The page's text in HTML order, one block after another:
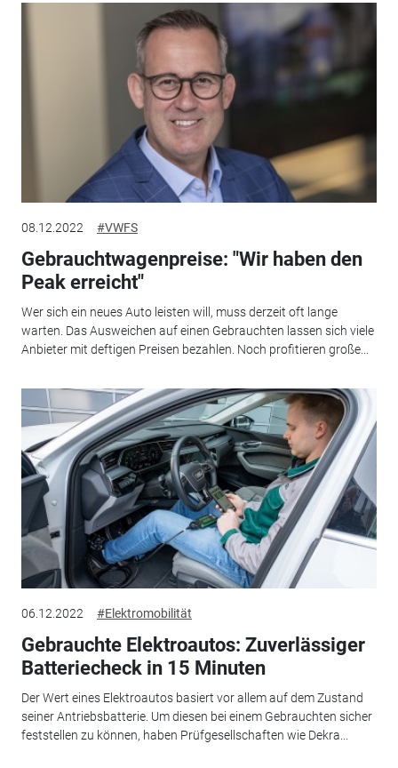
08.12.2022 #VWFS
Gebrauchtwagenpreise: "Wir haben den
Peak erreicht"
Wer sich ein neues Auto leisten will, muss derzeit oft lange
warten. Das Ausweichen auf einen Gebrauchten lassen sich viele
Anbieter mit deftigen Preisen bezahlen. Noch profitieren große...
06.12.2022 #Elektromobilität
Gebrauchte Elektroautos: Zuverlässiger
Batteriecheck in 15 Minuten
Der Wert eines Elektroautos basiert vor allem auf dem Zustand
seiner Antriebsbatterie. Um diesen bei einem Gebrauchten sicher
feststellen zu können, haben Prüfgesellschaften wie Dekra...